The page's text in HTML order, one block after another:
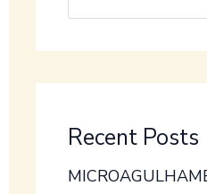
Recent Posts